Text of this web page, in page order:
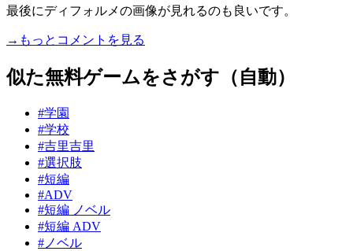
最後にディフォルメの画像が見れるのも良いです。
→もっとコメントを見る
似た無料ゲームをさがす（自動）
#学園
#学校
#吉里吉里
#選択肢
#短編
#ADV
#短編 ノベル
#短編 ADV
#ノベル